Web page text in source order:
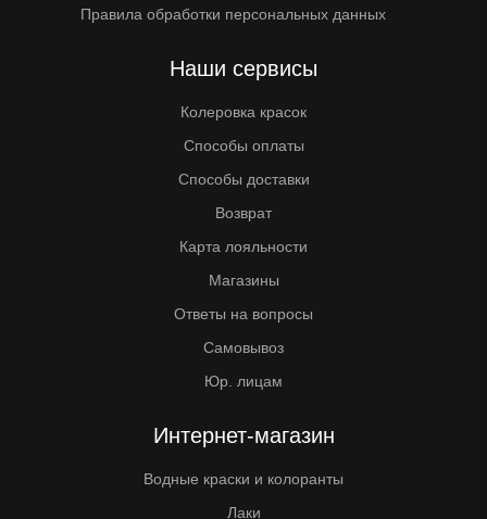
Правила обработки персональных данных
Наши сервисы
Колеровка красок
Способы оплаты
Способы доставки
Возврат
Карта лояльности
Магазины
Ответы на вопросы
Самовывоз
Юр. лицам
Интернет-магазин
Водные краски и колоранты
Лаки